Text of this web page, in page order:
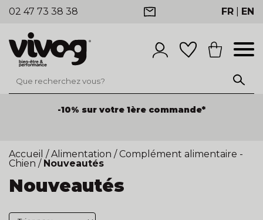
02 47 73 38 38 FR EN
-10% sur votre 1ère commande*
Accueil / Alimentation / Complément alimentaire -
Chien / Nouveautés
Nouveautés